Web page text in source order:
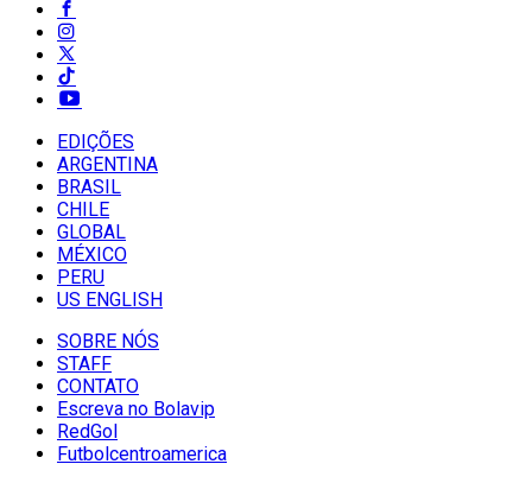
EDIÇÕES
ARGENTINA
BRASIL
CHILE
GLOBAL
MÉXICO
PERU
US ENGLISH
SOBRE NÓS
STAFF
CONTATO
Escreva no Bolavip
RedGol
Futbolcentroamerica